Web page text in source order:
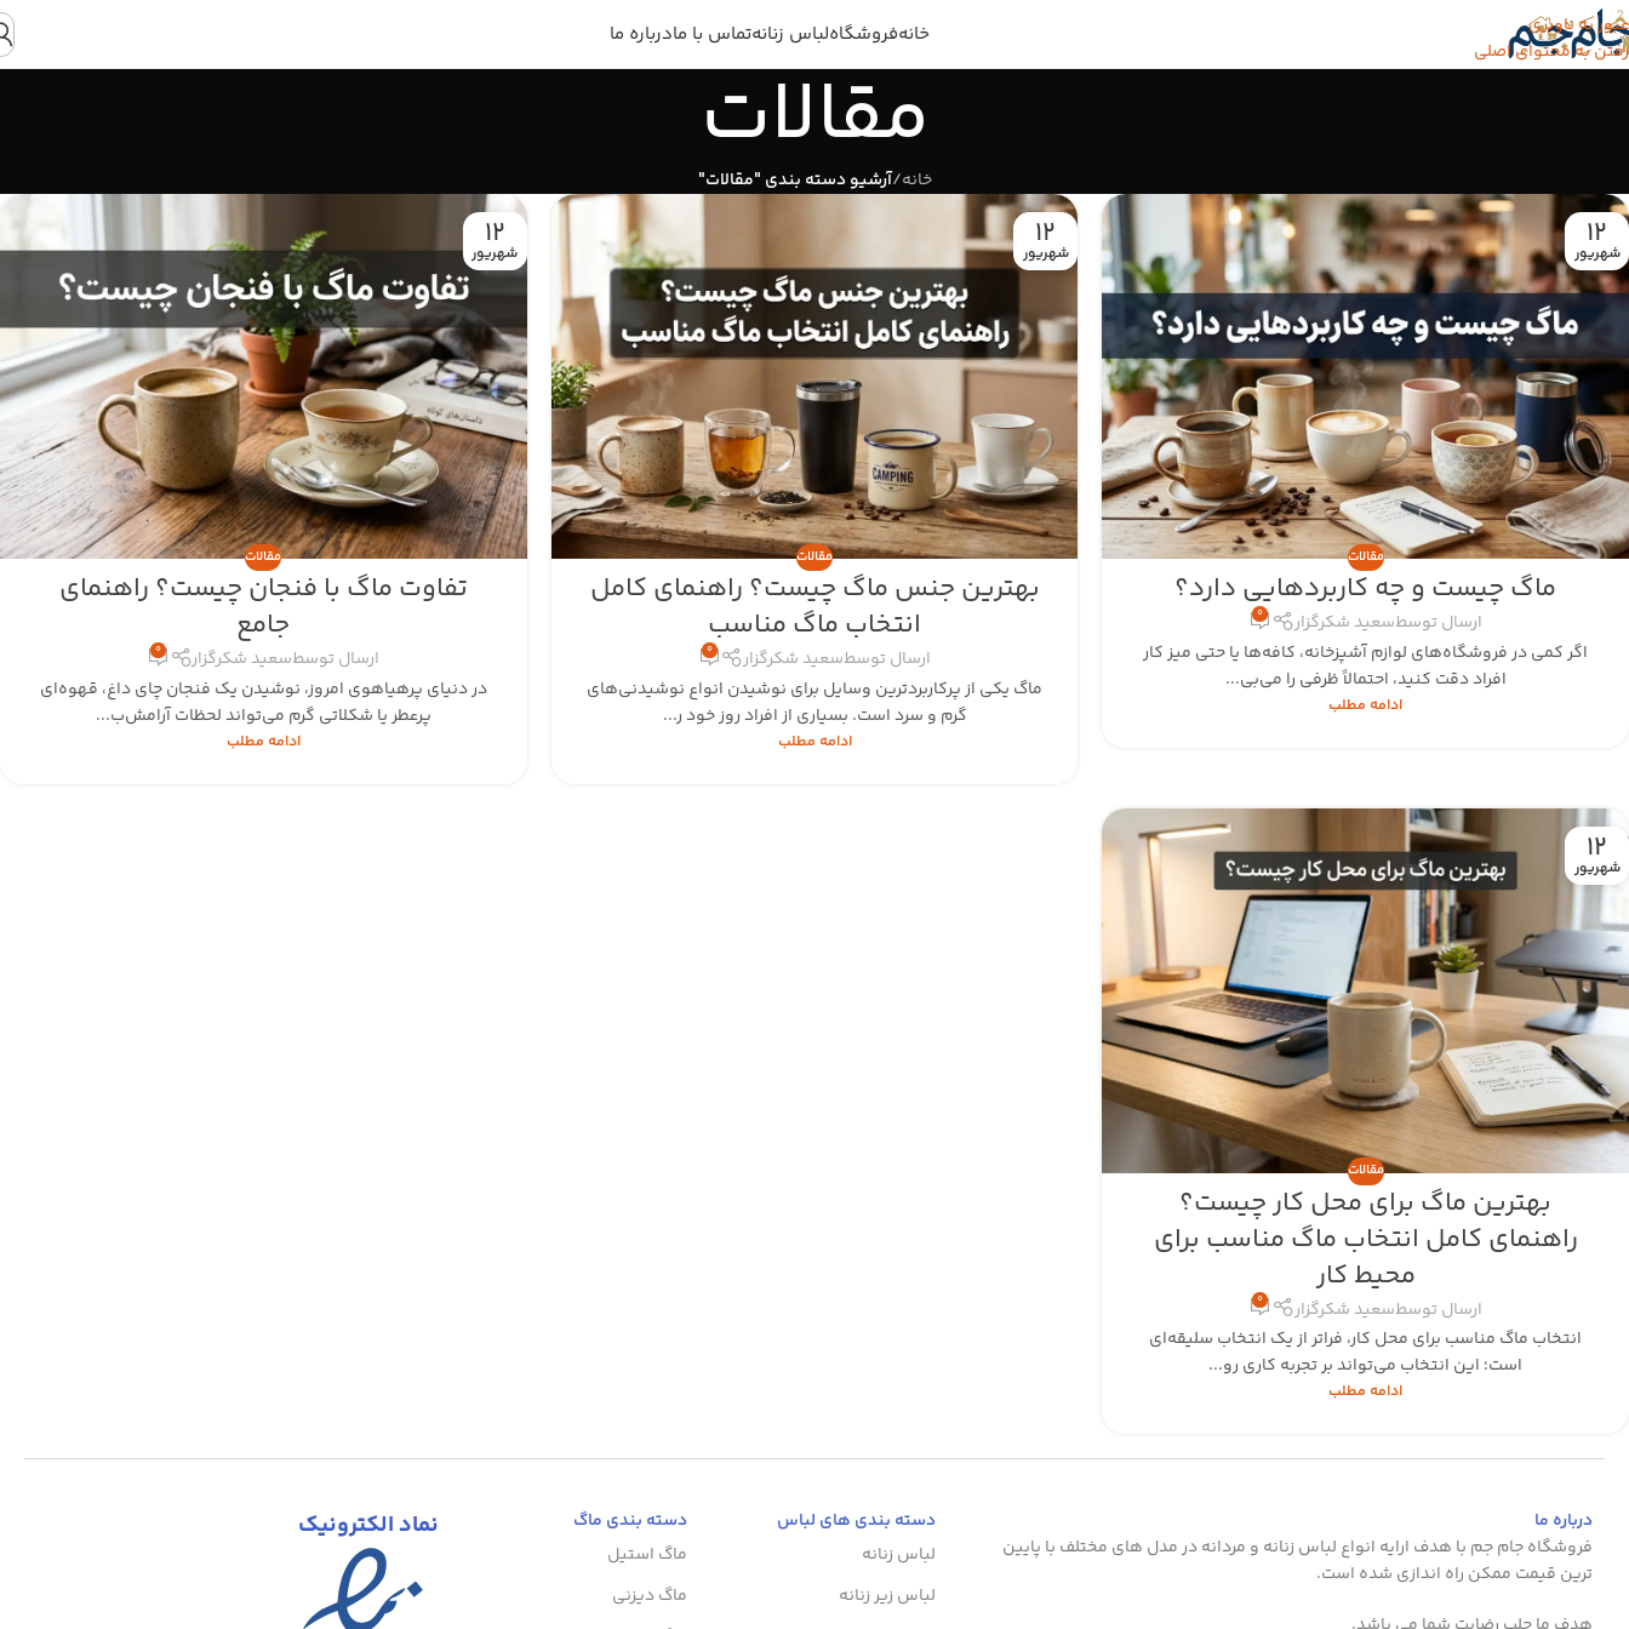
عبور به ناوبری
رفتن به محتوای اصلی
خانهفروشگاهلباس زنانهتماس با مادرباره ما
مقالات
خانه/آرشیو دسته بندی "مقالات"
12
شهریور‍
مقالات
ماگ چیست و چه کاربردهایی دارد؟
ارسال توسطسعید شکرگزار 0
اگر کمی در فروشگاه‌های لوازم آشپزخانه، کافه‌ها یا حتی میز کار
افراد دقت کنید، احتمالاً ظرفی را می‌بی...
ادامه مطلب
12
شهریور‍
مقالات
بهترین جنس ماگ چیست؟ راهنمای کامل
انتخاب ماگ مناسب
ارسال توسطسعید شکرگزار 0
ماگ یکی از پرکاربردترین وسایل برای نوشیدن انواع نوشیدنی‌های
گرم و سرد است. بسیاری از افراد روز خود ر...
ادامه مطلب
12
شهریور‍
مقالات
تفاوت ماگ با فنجان چیست؟ راهنمای
جامع
ارسال توسطسعید شکرگزار 0
در دنیای پرهیاهوی امروز، نوشیدن یک فنجان چای داغ، قهوه‌ای
پرعطر یا شکلاتی گرم می‌تواند لحظات آرامش‌ب...
ادامه مطلب
12
شهریور‍
مقالات
بهترین ماگ برای محل کار چیست؟
راهنمای کامل انتخاب ماگ مناسب برای
محیط کار
ارسال توسطسعید شکرگزار 0
انتخاب ماگ مناسب برای محل کار، فراتر از یک انتخاب سلیقه‌ای
است؛ این انتخاب می‌تواند بر تجربه کاری رو...
ادامه مطلب
درباره ما
فروشگاه جام جم با هدف ارایه انواع لباس زنانه و مردانه در مدل های مختلف با پایین
ترین قیمت ممکن راه اندازی شده است.
دسته بندی های لباس
لباس زنانه
لباس زیر زنانه
دسته بندی ماگ
ماگ استیل
ماگ دیزنی
نماد الکترونیک